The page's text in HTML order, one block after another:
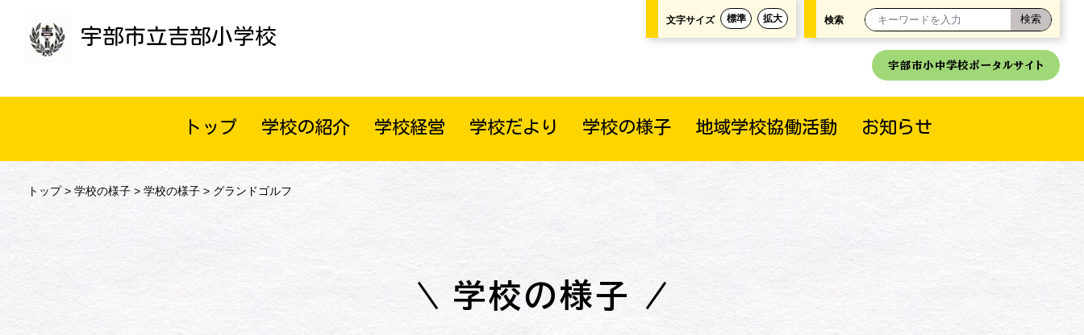
宇部市立吉部小学校
文字サイズ 標準 拡大 検索
宇部市小中学校ポータルサイト
トップ 学校の紹介 学校経営 学校だより 学校の様子 地域学校協働活動 お知らせ
トップ> 学校の様子> 学校の様子> グランドゴルフ
学校の様子